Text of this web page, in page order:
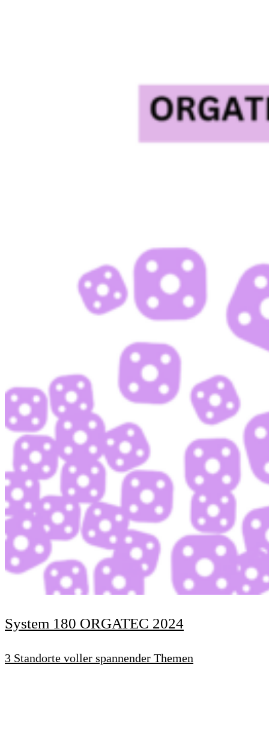
System 180 ORGATEC 2024
3 Standorte voller spannender Themen